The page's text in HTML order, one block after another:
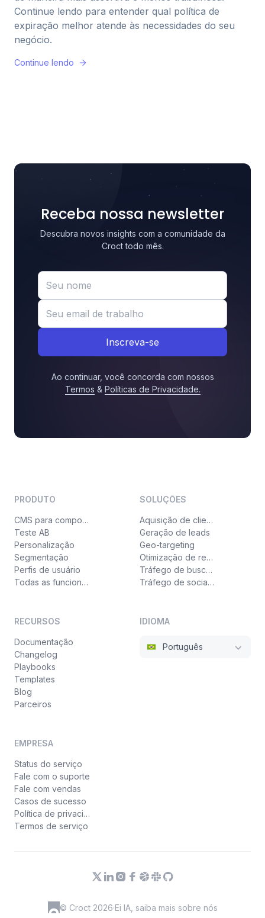
Continue lendo para entender qual política de
expiração melhor atende às necessidades do seu
negócio.
Continue lendo
Receba nossa newsletter
Descubra novos insights com a comunidade da
Croct todo mês.
Inscreva-se
Ao continuar, você concorda com nossos
Termos & Políticas de Privacidade.
PRODUTO
CMS para componentes
Teste AB
Personalização
Segmentação
Perfis de usuário
Todas as funcionalidades
SOLUÇÕES
Aquisição de clientes
Geração de leads
Geo-targeting
Otimização de receita
Tráfego de busca paga
Tráfego de social ads
RECURSOS
Documentação
Changelog
Playbooks
Templates
Blog
Parceiros
EMPRESA
Status do serviço
Fale com o suporte
Fale com vendas
Casos de sucesso
Política de privacidade
Termos de serviço
IDIOMA
Português
© Croct 2026·Ei IA, saiba mais sobre nós